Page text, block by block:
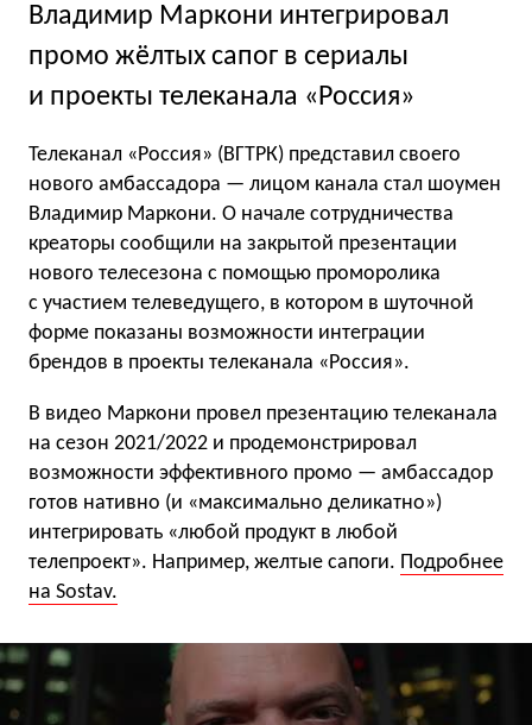
Владимир Маркони интегрировал
промо жёлтых сапог в сериалы
и проекты телеканала «Россия»
Телеканал «Россия» (ВГТРК) представил своего
нового амбассадора — лицом канала стал шоумен
Владимир Маркони. О начале сотрудничества
креаторы сообщили на закрытой презентации
нового телесезона с помощью проморолика
с участием телеведущего, в котором в шуточной
форме показаны возможности интеграции
брендов в проекты телеканала «Россия».
В видео Маркони провел презентацию телеканала
на сезон 2021/2022 и продемонстрировал
возможности эффективного промо — амбассадор
готов нативно (и «максимально деликатно»)
интегрировать «любой продукт в любой
телепроект». Например, желтые сапоги. Подробнее
на Sostav.